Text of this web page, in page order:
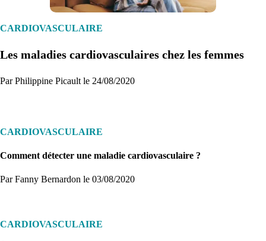
Créez un compte et récupérez votre dossier médical en parallèle
Je commence
CARDIOVASCULAIRE
Les maladies cardiovasculaires chez les femmes
Par Philippine Picault le 24/08/2020
CARDIOVASCULAIRE
Comment détecter une maladie cardiovasculaire ?
Par Fanny Bernardon le 03/08/2020
CARDIOVASCULAIRE